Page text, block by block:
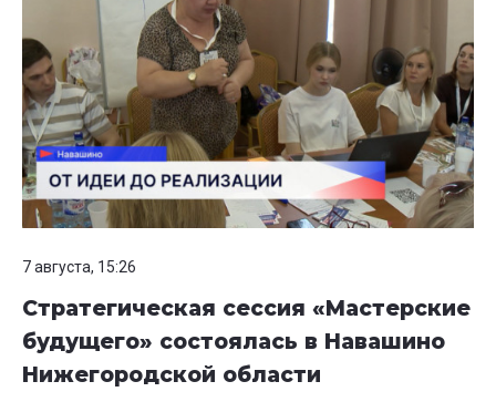
7 августа, 15:26
Стратегическая сессия «Мастерские
будущего» состоялась в Навашино
Нижегородской области